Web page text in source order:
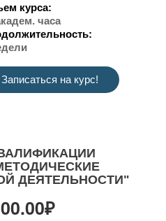
курса:
часа
Записаться на курс!
ДЕЯТЕЛЬНОСТИ"